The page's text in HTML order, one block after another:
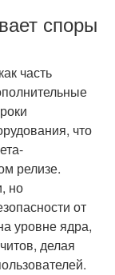
споры
часть
что
релизе.
но
от
уровне ядра,
делая